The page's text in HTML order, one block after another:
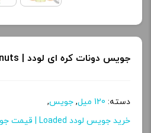
جویس دونات کره ای لودد | Loaded Glazed Donuts
دسته: 120 میل , جویس,
خرید جویس لودد Loaded | قیمت جویس لودد